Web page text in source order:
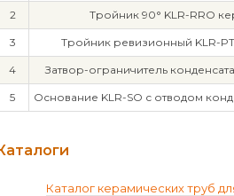
2 Тройник 90° KLR-RRO
3 Тройник ревизионный KLR-
4 Затвор-ограничитель
5 Основание KLR-SO с отводом
Каталог керамических труб